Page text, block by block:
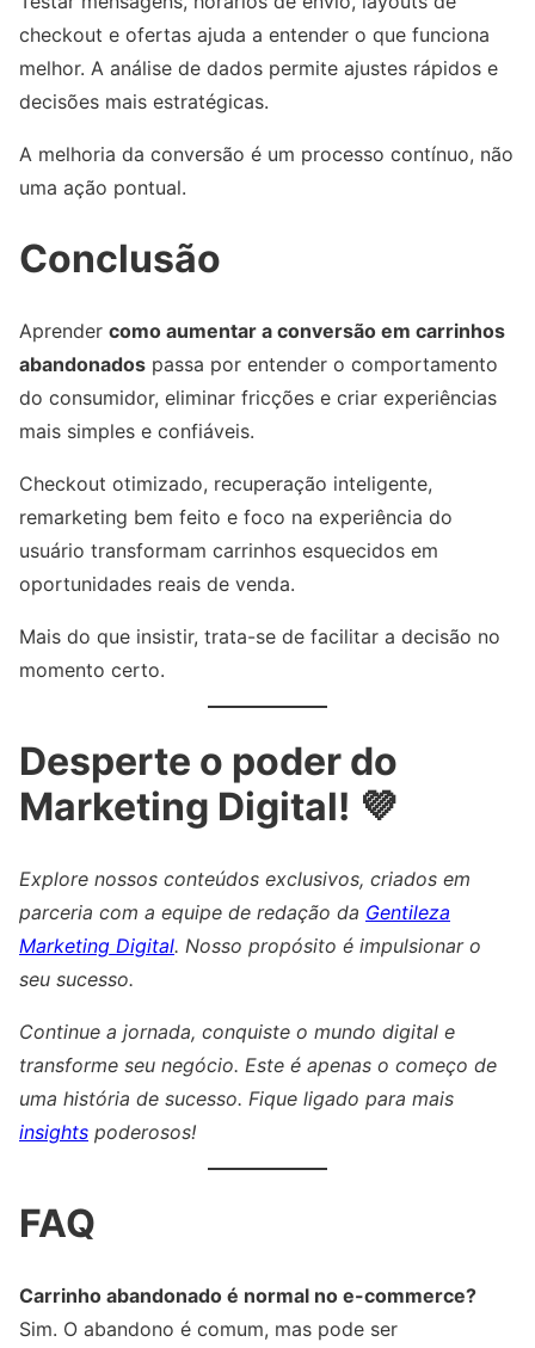
checkout e ofertas ajuda a entender o que funciona
melhor. A análise de dados permite ajustes rápidos e
decisões mais estratégicas.
A melhoria da conversão é um processo contínuo, não
uma ação pontual.
Conclusão
Aprender como aumentar a conversão em carrinhos
abandonados passa por entender o comportamento
do consumidor, eliminar fricções e criar experiências
mais simples e confiáveis.
Checkout otimizado, recuperação inteligente,
remarketing bem feito e foco na experiência do
usuário transformam carrinhos esquecidos em
oportunidades reais de venda.
Mais do que insistir, trata-se de facilitar a decisão no
momento certo.
Desperte o poder do
Marketing Digital! 💜
Explore nossos conteúdos exclusivos, criados em
parceria com a equipe de redação da Gentileza
Marketing Digital. Nosso propósito é impulsionar o
seu sucesso.
Continue a jornada, conquiste o mundo digital e
transforme seu negócio. Este é apenas o começo de
uma história de sucesso. Fique ligado para mais
insights poderosos!
FAQ
Carrinho abandonado é normal no e-commerce?
Sim. O abandono é comum, mas pode ser